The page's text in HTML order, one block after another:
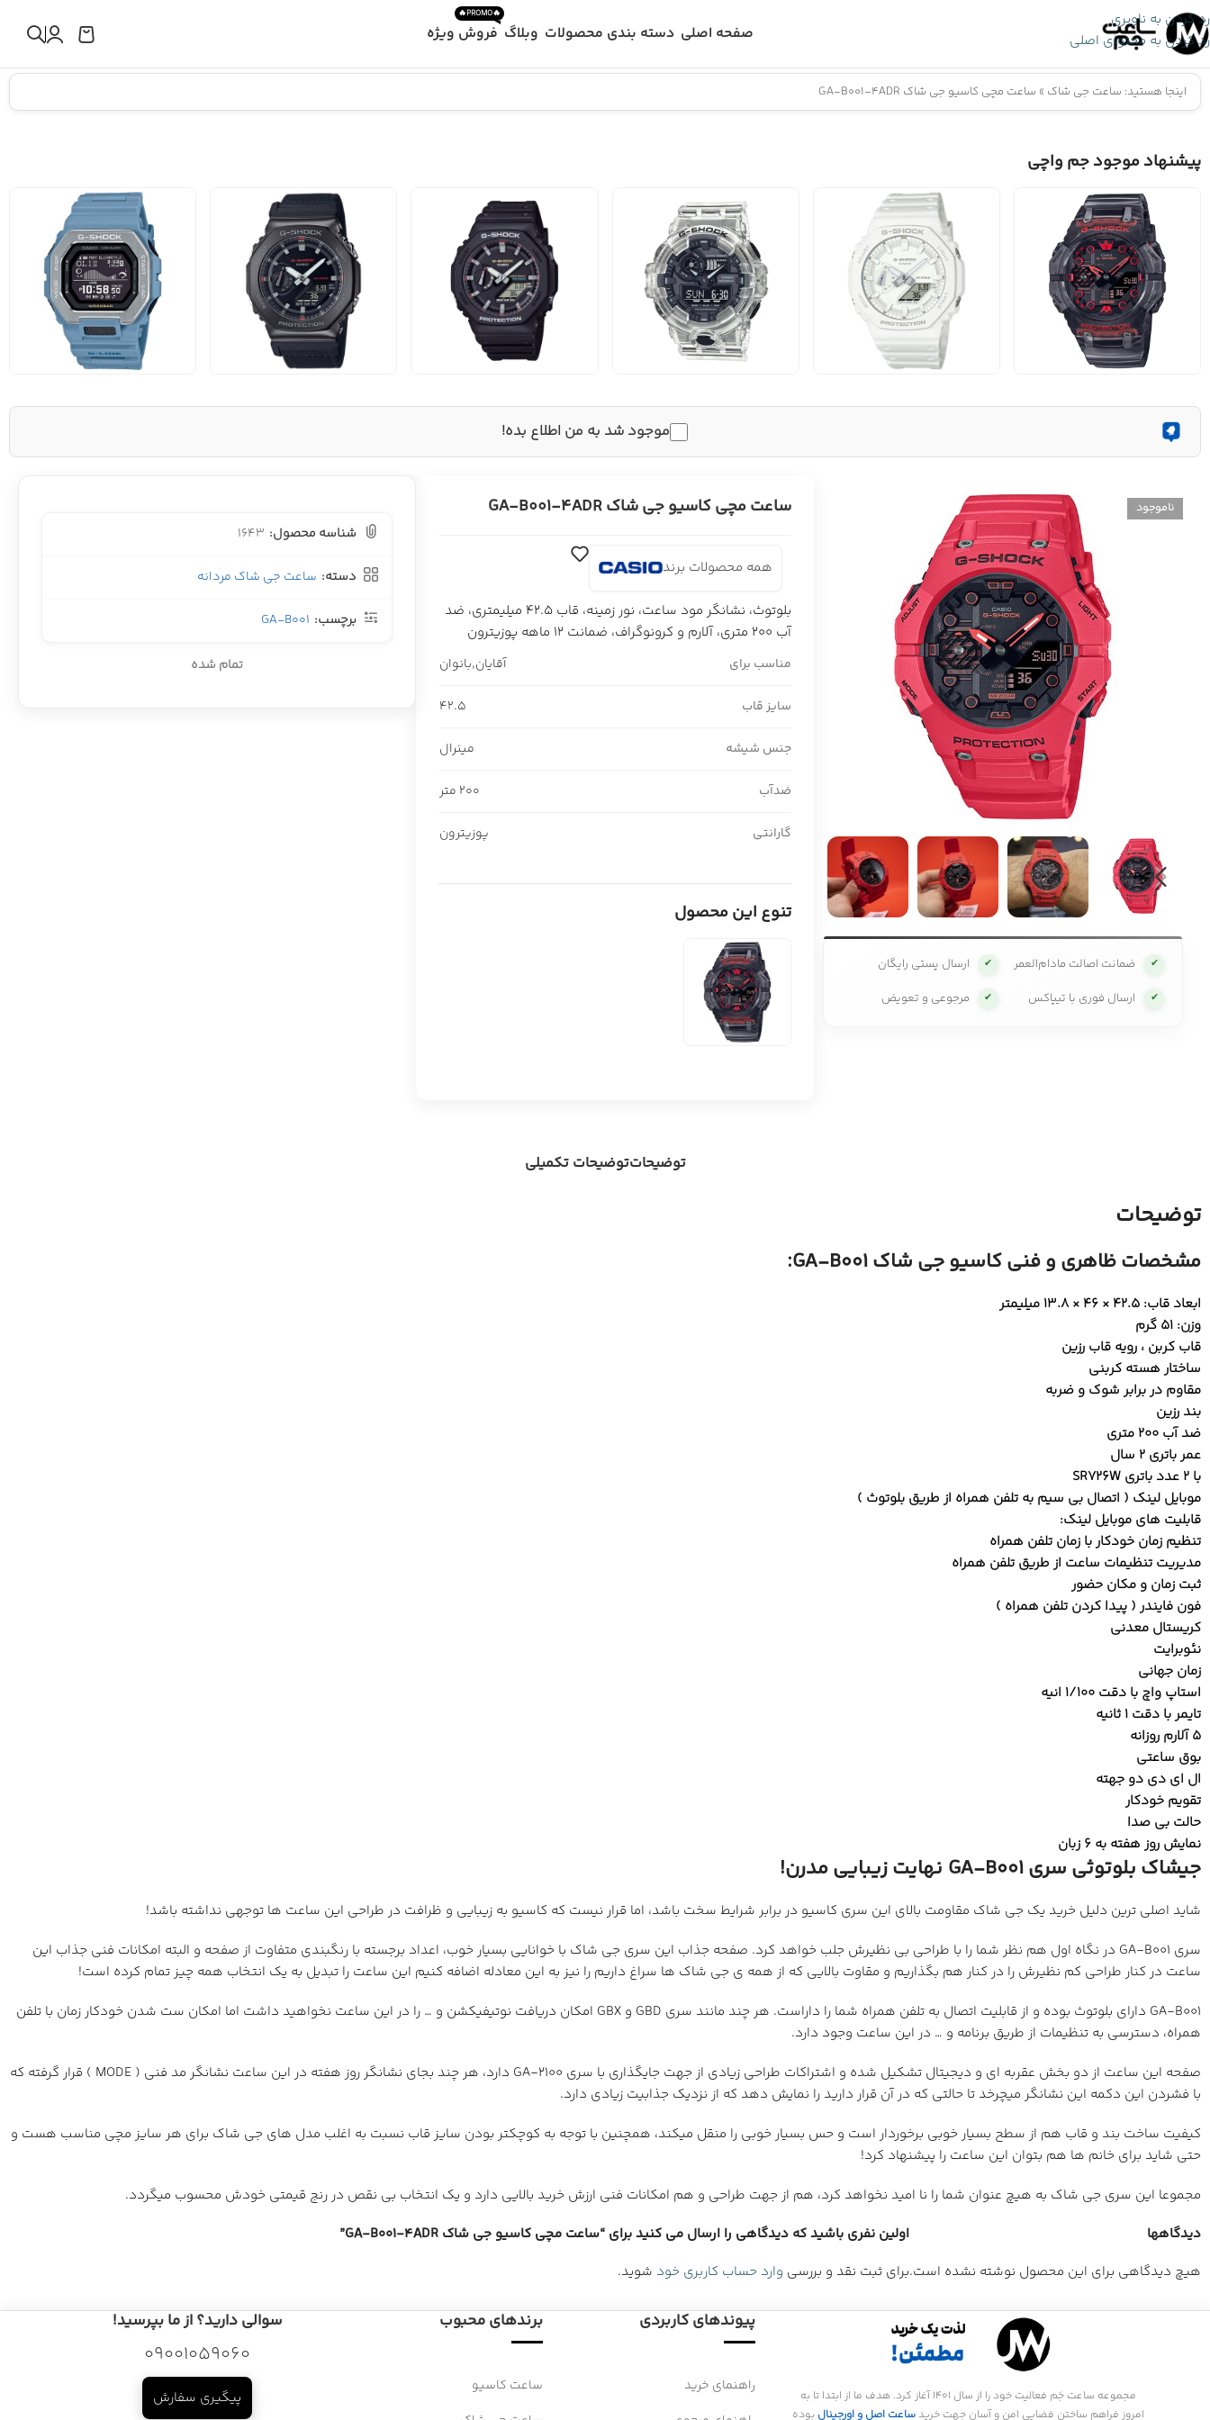
رد کردن به ناوبری
رد کردن به محتوای اصلی
صفحه اصلی دسته بندی محصولات وبلاگ فروش ویژه
🔥PROMO🔥
اینجا هستید: ساعت جی شاک » ساعت مچی کاسیو جی شاک GA-B001-4ADR
پیشنهاد موجود جم واچی
موجود شد به من اطلاع بده!
ناموجود
✔ ضمانت اصالت مادام‌العمر ✔ ارسال پستی رایگان
✔ ارسال فوری با تیپاکس ✔ مرجوعی و تعویض
ساعت مچی کاسیو جی شاک GA-B001-4ADR
همه محصولات برند
بلوتوث، نشانگر مود ساعت، نور زمینه، قاب 42.5 میلیمتری، ضد
آب 200 متری، آلارم و کرونوگراف، ضمانت 12 ماهه پوزیترون
مناسب برای آقایان,بانوان
سایز قاب 42.5
جنس شیشه مینرال
ضدآب 200 متر
گارانتی پوزیترون
تنوع این محصول
شناسه محصول: 1643
دسته: ساعت جی شاک مردانه
برچسب: GA-B001
تمام شده
توضیحاتتوضیحات تکمیلی
توضیحات
مشخصات ظاهری و فنی کاسیو جی شاک GA-B001:
ابعاد قاب: 42.5 × 46 × 13.8 میلیمتر
وزن: 51 گرم
قاب کربن ، رویه قاب رزین
ساختار هسته کربنی
مقاوم در برابر شوک و ضربه
بند رزین
ضد آب 200 متری
عمر باتری 2 سال
با 2 عدد باتری SR726W
موبایل لینک ( اتصال بی سیم به تلفن همراه از طریق بلوتوث )
قابلیت های موبایل لینک:
تنظیم زمان خودکار با زمان تلفن همراه
مدیریت تنظیمات ساعت از طریق تلفن همراه
ثبت زمان و مکان حضور
فون فایندر ( پیدا کردن تلفن همراه )
کریستال معدنی
نئوبرایت
زمان جهانی
استاپ واچ با دقت 1/100 انیه
تایمر با دقت 1 ثانیه
5 آلارم روزانه
بوق ساعتی
ال ای دی دو جهته
تقویم خودکار
حالت بی صدا
نمایش روز هفته به 6 زبان
جیشاک بلوتوثی سری GA-B001 نهایت زیبایی مدرن!
شاید اصلی ترین دلیل خرید یک جی شاک مقاومت بالای این سری کاسیو در برابر شرایط سخت باشد، اما قرار نیست که کاسیو به زیبایی و ظرافت در طراحی این ساعت ها توجهی نداشته باشد!
سری GA-B001 در نگاه اول هم نظر شما را با طراحی بی نظیرش جلب خواهد کرد. صفحه جذاب این سری جی شاک با خوانایی بسیار خوب، اعداد برجسته با رنگبندی متفاوت از صفحه و البته امکانات فنی جذاب این
ساعت در کنار طراحی کم نظیرش را در کنار هم بگذاریم و مقاوت بالایی که از همه ی جی شاک ها سراغ داریم را نیز به این معادله اضافه کنیم این ساعت را تبدیل به یک انتخاب همه چیز تمام کرده است!
GA-B001 دارای بلوتوث بوده و از قابلیت اتصال به تلفن همراه شما را داراست. هر چند مانند سری GBD و GBX امکان دریافت نوتیفیکشن و … را در این ساعت نخواهید داشت اما امکان ست شدن خودکار زمان با تلفن
همراه، دسترسی به تنظیمات از طریق برنامه و … در این ساعت وجود دارد.
صفحه این ساعت از دو بخش عقربه ای و دیجیتال تشکیل شده و اشتراکات طراحی زیادی از جهت جایگذاری با سری GA-2100 دارد، هر چند بجای نشانگر روز هفته در این ساعت نشانگر مد فنی ( MODE ) قرار گرفته که
با فشردن این دکمه این نشانگر میچرخد تا حالتی که در آن قرار دارید را نمایش دهد که از نزدیک جذابیت زیادی دارد.
کیفیت ساخت بند و قاب هم از سطح بسیار خوبی برخوردار است و حس بسیار خوبی را منقل میکند، همچنین با توجه به کوچکتر بودن سایز قاب نسبت به اغلب مدل های جی شاک برای هر سایز مچی مناسب هست و
حتی شاید برای خانم ها هم بتوان این ساعت را پیشنهاد کرد!
مجموعا این سری جی شاک به هیچ عنوان شما را نا امید نخواهد کرد، هم از جهت طراحی و هم امکانات فنی ارزش خرید بالایی دارد و یک انتخاب بی نقص در رنج قیمتی خودش محسوب میگردد.
دیدگاهها
هیچ دیدگاهی برای این محصول نوشته نشده است.
اولین نفری باشید که دیدگاهی را ارسال می کنید برای “ساعت مچی کاسیو جی شاک GA-B001-4ADR”
برای ثبت نقد و بررسی وارد حساب کاربری خود شوید.
مجموعه ساعت جَم فعالیت خود را از سال 1401 آغاز کرد. هدف ما از ابتدا تا به
امروز فراهم ساختن فضایی امن و آسان جهت خرید ساعت اصل و اورجینال بوده
پیوندهای کاربردی
راهنمای خرید
برندهای محبوب
ساعت کاسیو
سوالی دارید؟ از ما بپرسید!
09001059060
پیگیری سفارش